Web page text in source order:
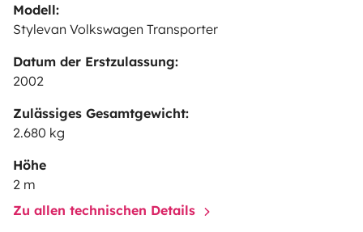
Modell:
Stylevan Volkswagen Transporter
Datum der Erstzulassung:
2002
Zulässiges Gesamtgewicht:
2.680 kg
Höhe
2 m
Zu allen technischen Details